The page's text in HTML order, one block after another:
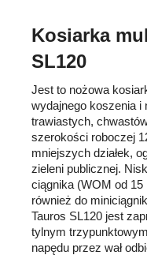
Kosiarka
SL120
Jest to nożowa
wydajnego koszenia i
trawiastych,
szerokości roboczej
mniejszych działek,
zieleni publicznej.
ciągnika (WOM od
również do
Tauros SL120 jest
tylnym
napędu przez wał